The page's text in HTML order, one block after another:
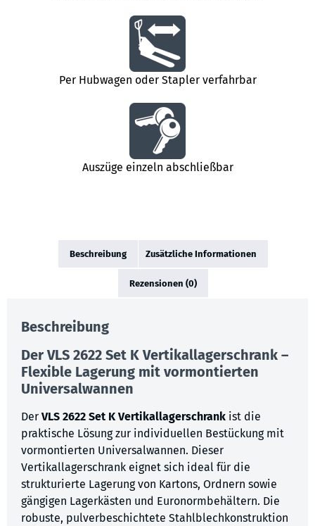
Per Hubwagen oder Stapler verfahrbar
Auszüge einzeln abschließbar
Beschreibung Zusätzliche Informationen
Rezensionen (0)
Beschreibung
Der VLS 2622 Set K Vertikallagerschrank –
Flexible Lagerung mit vormontierten
Universalwannen
Der VLS 2622 Set K Vertikallagerschrank ist die
praktische Lösung zur individuellen Bestückung mit
vormontierten Universalwannen. Dieser
Vertikallagerschrank eignet sich ideal für die
strukturierte Lagerung von Kartons, Ordnern sowie
gängigen Lagerkästen und Euronormbehältern. Die
robuste, pulverbeschichtete Stahlblechkonstruktion